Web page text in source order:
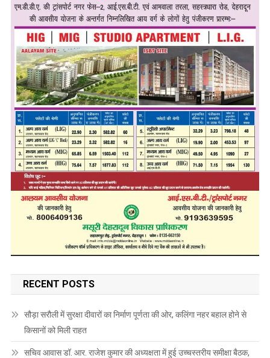
RECENT POSTS
सौड़ा सरौली में सुरक्षा दीवारों का निर्माण पूर्णता की ओर, कलिंगा नहर बहाल होने से
किसानों को मिली राहत
सचिव आवास डॉ. आर. राजेश कुमार की अध्यक्षता में हुई उच्चस्तरीय समीक्षा बैठक,